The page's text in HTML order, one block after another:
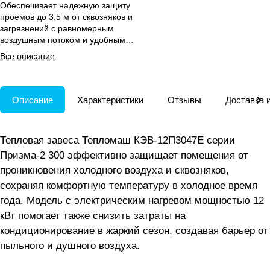
Обеспечивает надежную защиту
проемов до 3,5 м от сквозняков и
загрязнений с равномерным
воздушным потоком и удобным
дистанционным управлением.
Все описание
Описание Характеристики Отзывы Доставка
Тепловая завеса Тепломаш КЭВ-12П3047Е серии
Призма-2 300 эффективно защищает помещения от
проникновения холодного воздуха и сквозняков,
сохраняя комфортную температуру в холодное время
года. Модель с электрическим нагревом мощностью 12
кВт помогает также снизить затраты на
кондиционирование в жаркий сезон, создавая барьер от
пыльного и душного воздуха.